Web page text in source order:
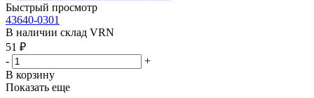
Быстрый просмотр
43640-0301
В наличии склад VRN
51 ₽
-
+
В корзину
Показать еще